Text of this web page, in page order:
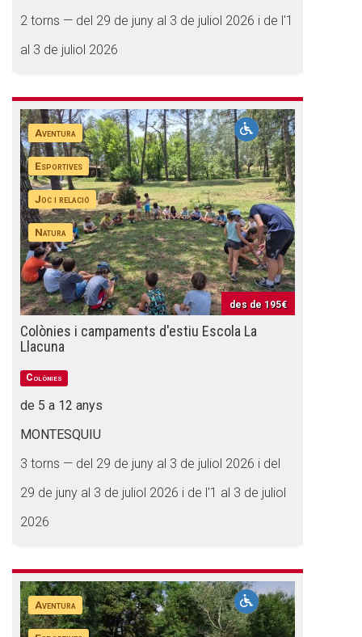
2 torns — del 29 de juny al 3 de juliol 2026 i de l'1
al 3 de juliol 2026
Aventura
Esportives
Joc i relació
Natura
des de 195€
Colònies i campaments d'estiu Escola La
Llacuna
Colònies
de 5 a 12 anys
MONTESQUIU
3 torns — del 29 de juny al 3 de juliol 2026 i del
29 de juny al 3 de juliol 2026 i de l'1 al 3 de juliol
2026
Aventura